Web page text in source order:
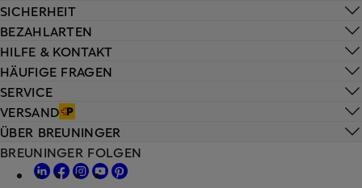
HILFE & KONTAKT
HÄUFIGE FRAGEN
SERVICE
VERSAND
SICHERHEIT
BEZAHLARTEN
ÜBER BREUNINGER
BREUNINGER FOLGEN